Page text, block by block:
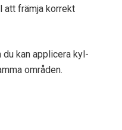
att främja korrekt
du kan applicera kyl-
områden.